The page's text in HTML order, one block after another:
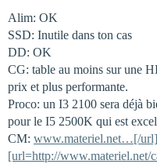
Alim: OK
SSD: Inutile dans ton cas
DD: OK
CG: table au moins sur une
prix et plus performante.
Proco: un I3 2100 sera déjà
pour le I5 2500K qui est
CM: www.materiel.net…[/url]
[url=http://www.materiel.net/